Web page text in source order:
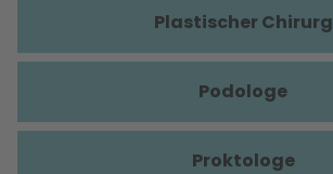
Plastischer Chirurg
Podologe
Proktologe